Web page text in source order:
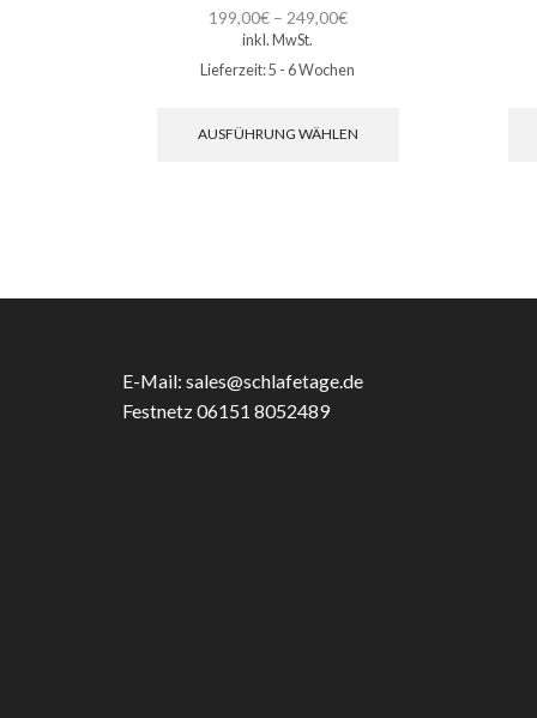
199,00€– 249,00€
inkl. MwSt.
Lieferzeit:5 - 6 Wochen
AUSFÜHRUNG WÄHLEN
können
E-Mail: sales@schlafetage.de
Festnetz 06151 8052489